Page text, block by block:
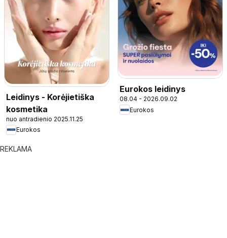
Leidinys - Korėjietiška
kosmetika
nuo antradienio 2025.11.25
Eurokos
Eurokos leidinys
08.04 - 2026.09.02
Eurokos
REKLAMA